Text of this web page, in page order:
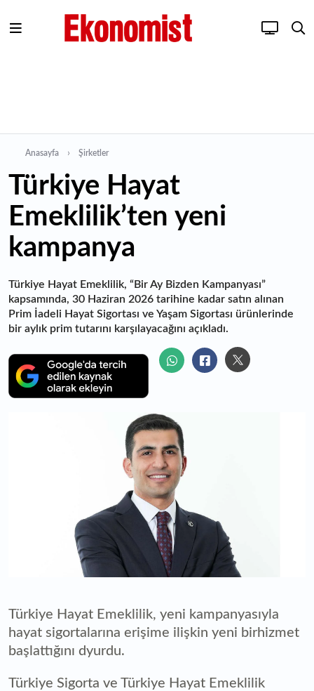
Anasayfa Şirketler
Türkiye Hayat
Emeklilik’ten yeni
kampanya
Türkiye Hayat Emeklilik, “Bir Ay Bizden Kampanyası”
kapsamında, 30 Haziran 2026 tarihine kadar satın alınan
Prim İadeli Hayat Sigortası ve Yaşam Sigortası ürünlerinde
bir aylık prim tutarını karşılayacağını açıkladı.
Türkiye Hayat Emeklilik, yeni kampanyasıyla
hayat sigortalarına erişime ilişkin yeni birhizmet
başlattığını dyurdu.
Türkiye Sigorta ve Türkiye Hayat Emeklilik